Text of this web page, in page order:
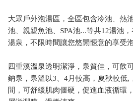
大眾戶外泡湯區，全區包含冷池、熱
池、親親魚池、SPA池...等共12湯池
湯泉，不限時間讓您悠閒愜意的享受
四重溪溫泉透明潔淨，泉質佳，可飲
鈉泉，泉溫以3、4月較高，夏秋較低,
間，可舒緩肌肉僵硬，促進血液循環